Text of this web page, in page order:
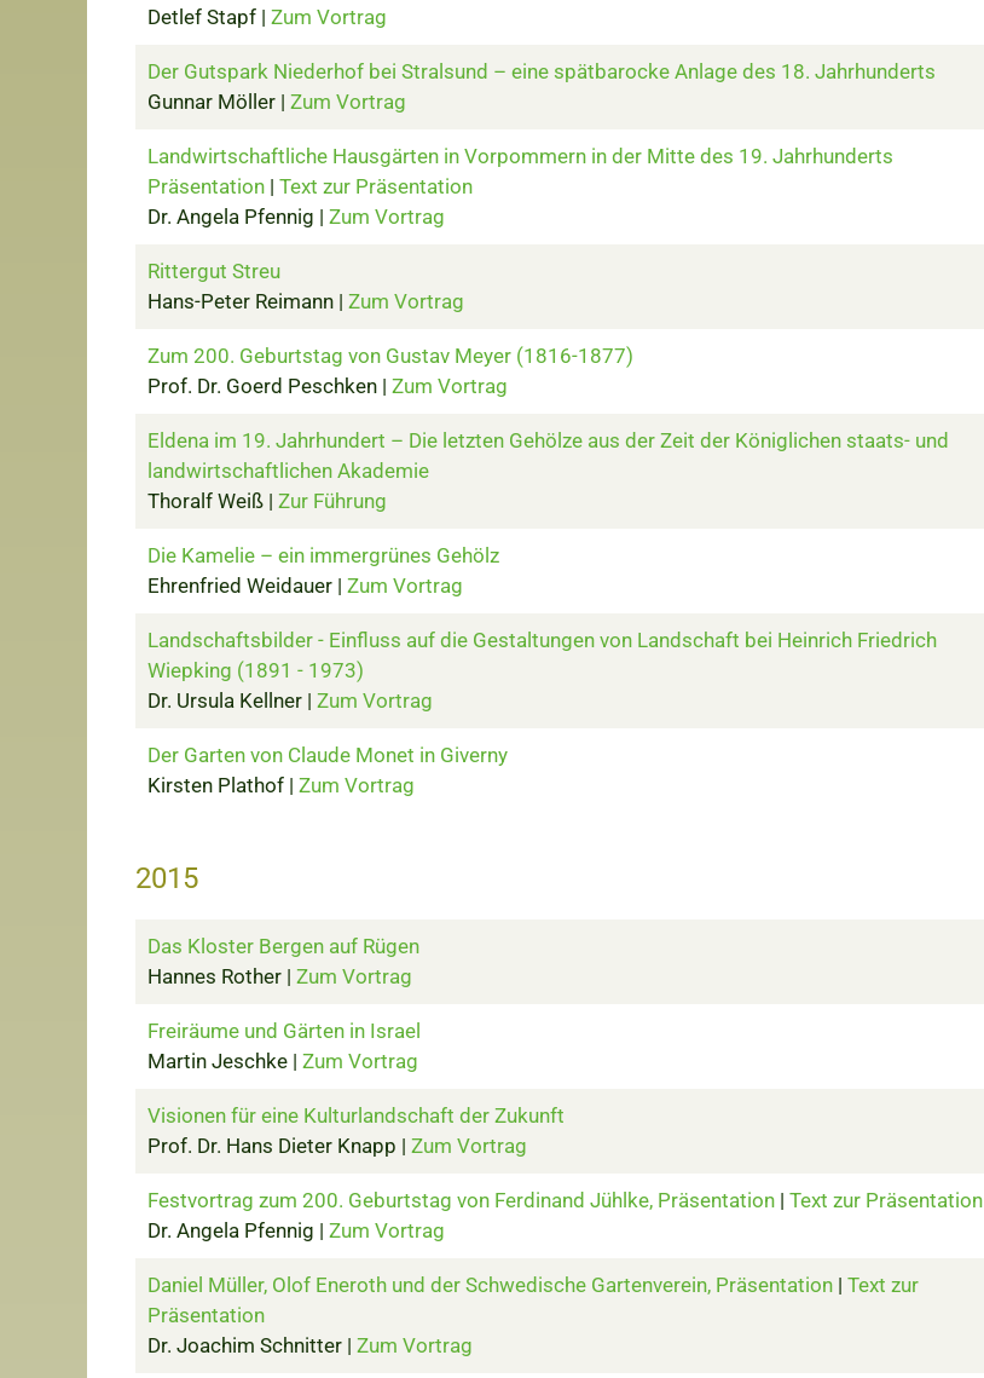
Detlef Stapf | Zum Vortrag
Der Gutspark Niederhof bei Stralsund – eine spätbarocke Anlage des 18. Jahrhunderts
Gunnar Möller | Zum Vortrag
Landwirtschaftliche Hausgärten in Vorpommern in der Mitte des 19. Jahrhunderts
Präsentation | Text zur Präsentation
Dr. Angela Pfennig | Zum Vortrag
Rittergut Streu
Hans-Peter Reimann | Zum Vortrag
Zum 200. Geburtstag von Gustav Meyer (1816-1877)
Prof. Dr. Goerd Peschken | Zum Vortrag
Eldena im 19. Jahrhundert – Die letzten Gehölze aus der Zeit der Königlichen staats- und
landwirtschaftlichen Akademie
Thoralf Weiß | Zur Führung
Die Kamelie – ein immergrünes Gehölz
Ehrenfried Weidauer | Zum Vortrag
Landschaftsbilder - Einfluss auf die Gestaltungen von Landschaft bei Heinrich Friedrich
Wiepking (1891 - 1973)
Dr. Ursula Kellner | Zum Vortrag
Der Garten von Claude Monet in Giverny
Kirsten Plathof | Zum Vortrag
2015
Das Kloster Bergen auf Rügen
Hannes Rother | Zum Vortrag
Freiräume und Gärten in Israel
Martin Jeschke | Zum Vortrag
Visionen für eine Kulturlandschaft der Zukunft
Prof. Dr. Hans Dieter Knapp | Zum Vortrag
Festvortrag zum 200. Geburtstag von Ferdinand Jühlke, Präsentation | Text zur Präsentation
Dr. Angela Pfennig | Zum Vortrag
Daniel Müller, Olof Eneroth und der Schwedische Gartenverein, Präsentation | Text zur
Präsentation
Dr. Joachim Schnitter | Zum Vortrag